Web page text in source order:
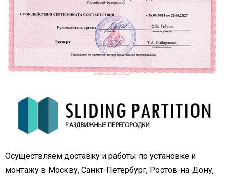
Осуществляем доставку и работы по установке и
монтажу в Москву, Санкт-Петербург, Ростов-на-Дону,